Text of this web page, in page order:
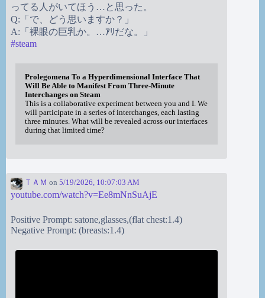
ってる人がいてほう…と思った。
Q:「で、どう思いますか？」
A:「裸眼の巨乳か。…ｱﾘだな。」
#steam
Prolegomena To a Hyperdimensional Interface That
Will Be Able to Manifest From Three-Minute
Interchanges on Steam
This is a collaborative experiment between you and I. We
will participate in a series of interchanges, each lasting
three minutes. What will be revealed across our interfaces
during that limited time?
ＴＡＭ on 5/19/2026, 10:07:03 AM
youtube.com/watch?v=Ee8mNnSuAjE
Positive Prompt: satone,glasses,(flat chest:1.4)
Negative Prompt: (breasts:1.4)